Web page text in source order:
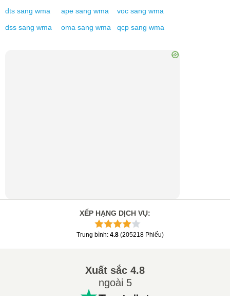
dts sang wma ape sang wma voc sang wma
dss sang wma oma sang wma qcp sang wma
XẾP HẠNG DỊCH VỤ:
Trung bình: 4.8 (205218 Phiếu)
Xuất sắc 4.8
ngoài 5